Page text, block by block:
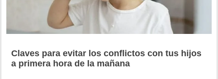
Claves para evitar los conflictos con tus hijos
a primera hora de la mañana